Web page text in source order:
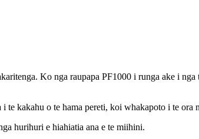
Ko nga raupapa PF1000 i runga ake i
kakahu o te hama pereti, koi whakapoto i te ora
hurihuri e hiahiatia ana e te miihini.